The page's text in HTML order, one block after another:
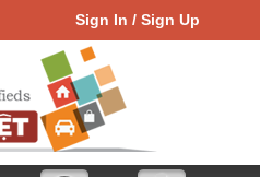
Sign In / Sign Up